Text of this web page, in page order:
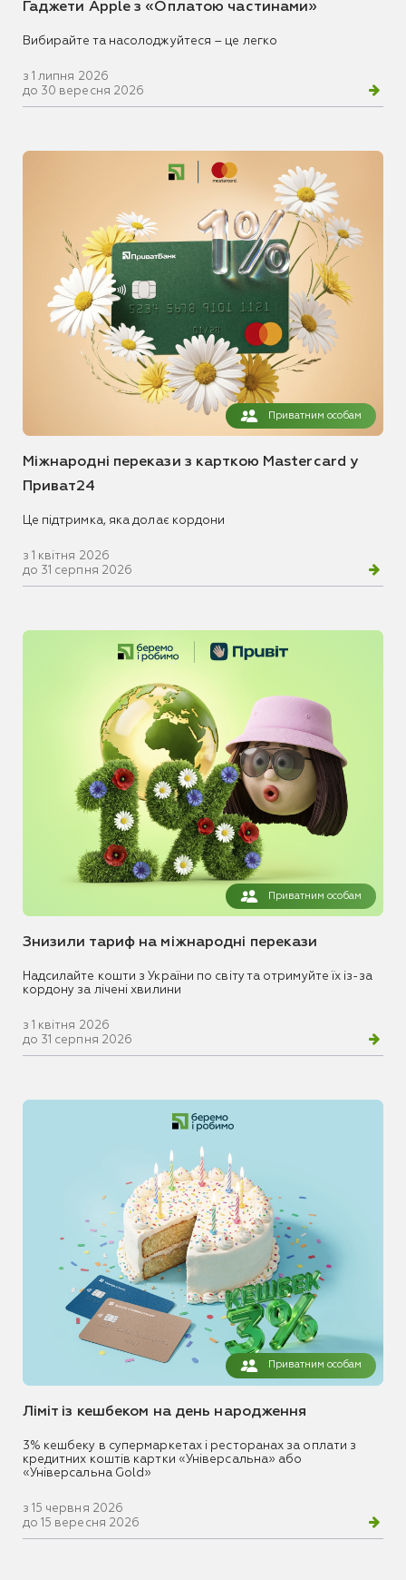
Гаджети Apple з «Оплатою частинами»
Вибирайте та насолоджуйтеся – це легко
з 1 липня 2026
до 30 вересня 2026
Приватним особам
Міжнародні перекази з карткою Mastercard у
Приват24
Це підтримка, яка долає кордони
з 1 квітня 2026
до 31 серпня 2026
Приватним особам
Знизили тариф на міжнародні перекази
Надсилайте кошти з України по світу та отримуйте їх із-за
кордону за лічені хвилини
з 1 квітня 2026
до 31 серпня 2026
Приватним особам
Ліміт із кешбеком на день народження
3% кешбеку в супермаркетах і ресторанах за оплати з
кредитних коштів картки «Універсальна» або
«Універсальна Gold»
з 15 червня 2026
до 15 вересня 2026